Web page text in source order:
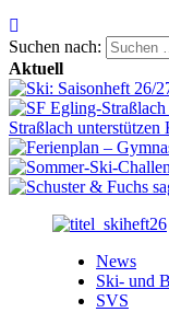
Suchen nach:
Aktuell
Straßlach
News
Ski- und
SVS